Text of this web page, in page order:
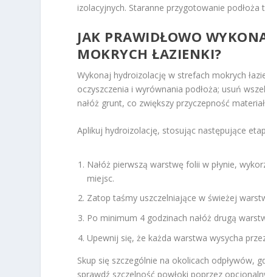
izolacyjnych. Staranne przygotowanie
JAK PRAWIDŁOWO
MOKRYCH ŁAZIENKI?
Wykonaj hydroizolację w strefach mokrych
oczyszczenia i wyrównania podłoża; usuń
nałóż grunt, co zwiększy przyczepność
Aplikuj hydroizolację, stosując następujące
Nałóż pierwszą warstwę folii w płynie,
miejsc.
Zatop taśmy uszczelniające w świeżej
Po minimum 4 godzinach nałóż drugą
Upewnij się, że każda warstwa wysycha
Skup się szczególnie na okolicach odpływów,
sprawdź szczelność powłoki poprzez